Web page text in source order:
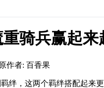
重骑兵赢起来
原作者: 百香果
绊，这两个羁绊搭配起